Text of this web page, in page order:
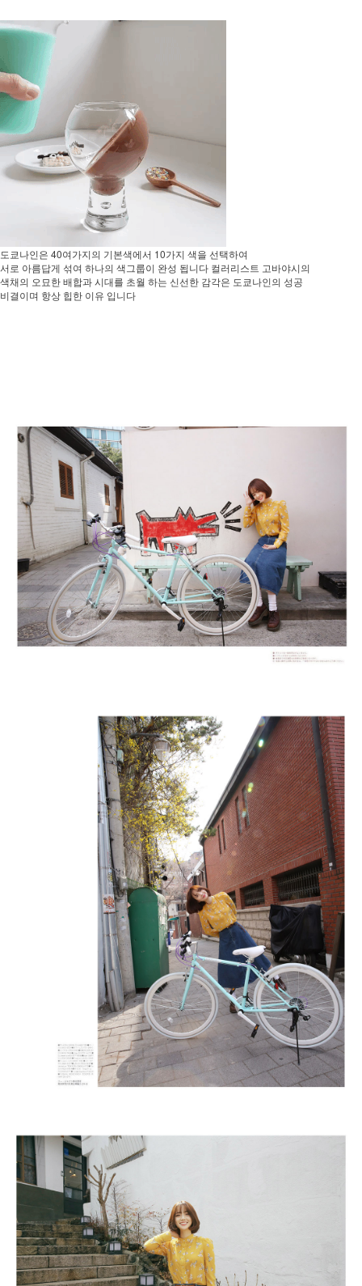
도쿄나인은 40여가지의 기본색에서 10가지 색을 선택하여
서로 아름답게 섞여 하나의 색그룹이 완성 됩니다 컬러리스트 고바야시의
색채의 오묘한 배합과 시대를 초월 하는 신선한 감각은 도쿄나인의 성공
비결이며 항상 힙한 이유 입니다